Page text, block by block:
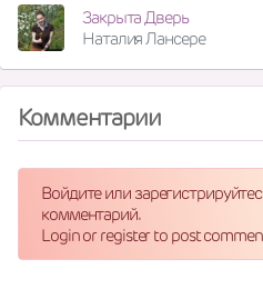
Закрыта Дверь
Наталия Лансере
Комментарии
Войдите или
комментарий.
Login or register to post